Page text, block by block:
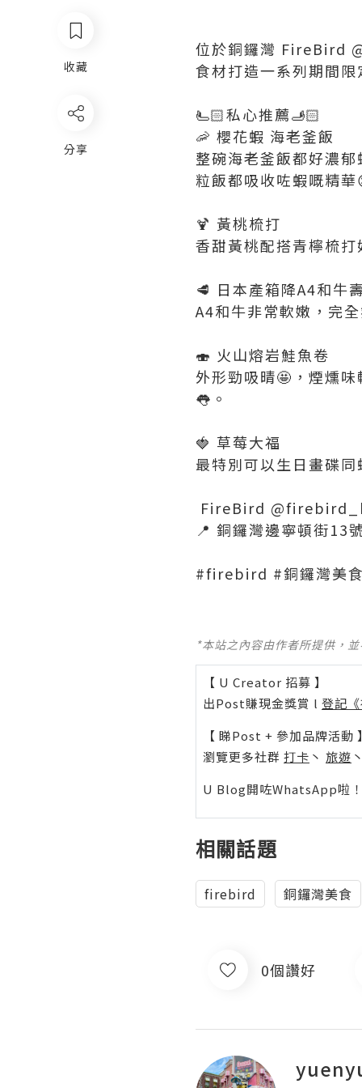
收藏
分享
位於銅鑼灣 FireBird
食材打造一系列期間
🫷🏻私心推薦🫸🏻
🦐 櫻花蝦 海老釜飯
整碗海老釜飯都好濃
粒飯都吸收咗蝦嘅精
🍹 黃桃梳打
香甜黃桃配搭青檸梳
🥩 日本產箱降A4和牛
A4和牛非常軟嫩，完
🍣 火山熔岩鮭魚卷
外形勁吸晴🤩，煙燻
👅。
🍓 草莓大福
最特別可以生日畫碟
FireBird
📍 銅鑼灣邊寧頓街13
#firebird #銅鑼灣美
*本站之內容由作者所提供，
【 U Creator 招募 】
出Post賺現金獎賞 l 登記
【 睇Post + 參加品牌活動
瀏覽更多社群 打卡 丶 旅遊
U Blog開咗WhatsApp啦
相關話題
firebird 銅鑼灣美食
0個讚好